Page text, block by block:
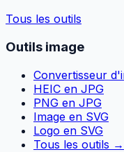
Tous les outils
Outils image
Convertisseur
HEIC en JPG
PNG en JPG
Image en SVG
Logo en SVG
Tous les outils →